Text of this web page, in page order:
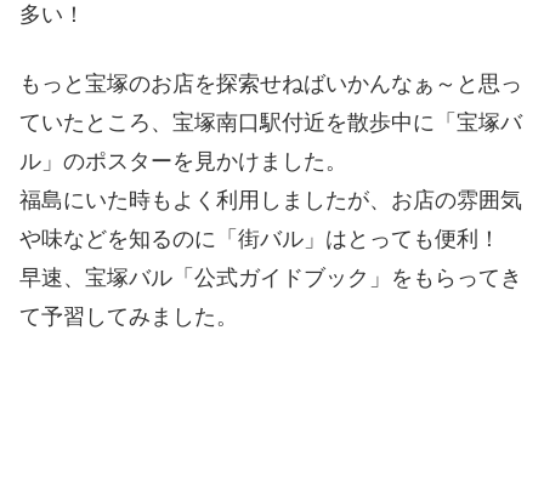
多い！
もっと宝塚のお店を探索せねばいかんなぁ～と思っ
ていたところ、宝塚南口駅付近を散歩中に「宝塚バ
ル」のポスターを見かけました。
福島にいた時もよく利用しましたが、お店の雰囲気
や味などを知るのに「街バル」はとっても便利！
早速、宝塚バル「公式ガイドブック」をもらってき
て予習してみました。